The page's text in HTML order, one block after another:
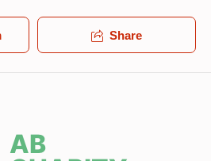
Share